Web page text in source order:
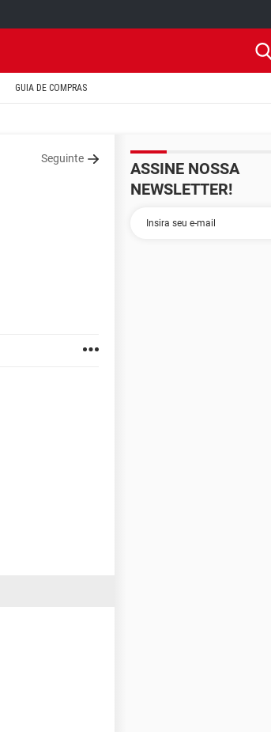
GUIA DE COMPRAS
Seguinte
ASSINE NOSSA
NEWSLETTER!